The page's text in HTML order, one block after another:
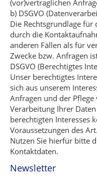
(vor)vertraglichen
b) DSGVO
Die Rechtsgrundlage
durch die
anderen Fällen als für
Zwecke bzw. Anfragen
DSGVO (Berechtigtes
Unser berechtigtes
sich aus unserem
Anfragen und der
Verarbeitung Ihrer
berechtigten Interesses
Voraussetzungen des
Nutzen Sie hierfür bitte
Kontaktdaten.
Newsletter